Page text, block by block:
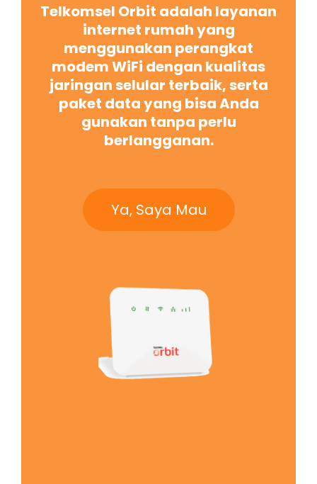
Telkomsel Orbit adalah layanan
internet rumah yang
menggunakan perangkat
modem WiFi dengan kualitas
jaringan selular terbaik, serta
paket data yang bisa Anda
gunakan tanpa perlu
berlangganan.
Ya, Saya Mau